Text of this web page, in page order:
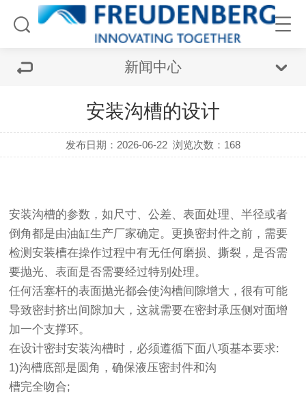
新闻中心
安装沟槽的设计
发布日期：2026-06-22 浏览次数：168
安装沟槽的参数，如尺寸、公差、表面处理、半径或者
倒角都是由油缸生产厂家确定。更换密封件之前，需要
检测安装槽在操作过程中有无任何磨损、撕裂，是否需
要抛光、表面是否需要经过特别处理。
任何活塞杆的表面抛光都会使沟槽间隙增大，很有可能
导致密封挤出间隙加大，这就需要在密封承压侧对面增
加一个支撑环。
在设计密封安装沟槽时，必须遵循下面八项基本要求:
1)沟槽底部是圆角，确保液压密封件和沟
槽完全吻合;